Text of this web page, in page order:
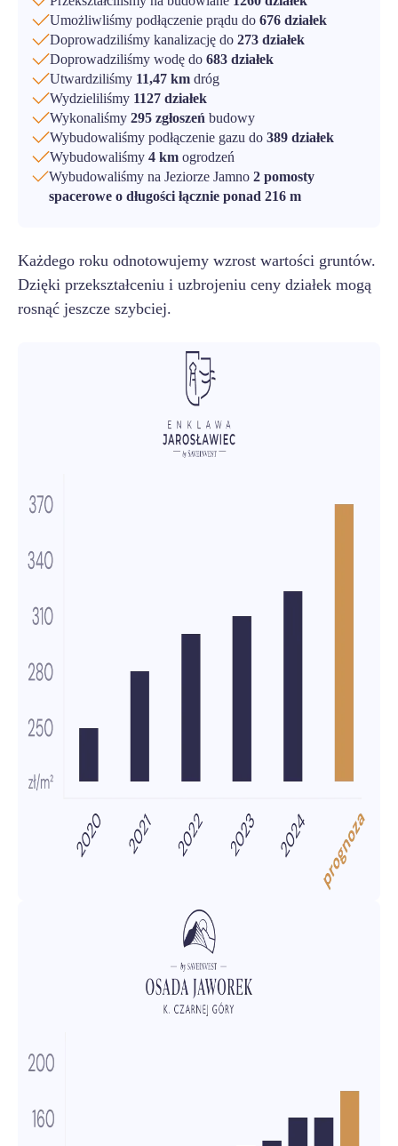
Umożliwliśmy podłączenie prądu do 676 działek
Doprowadziliśmy kanalizację do 273 działek
Doprowadziliśmy wodę do 683 działek
Utwardziliśmy 11,47 km dróg
Wydzieliliśmy 1127 działek
Wykonaliśmy 295 zgłoszeń budowy
Wybudowaliśmy podłączenie gazu do 389 działek
Wybudowaliśmy 4 km ogrodzeń
Wybudowaliśmy na Jeziorze Jamno 2 pomosty
spacerowe o długości łącznie ponad 216 m
Każdego roku odnotowujemy wzrost wartości gruntów.
Dzięki przekształceniu i uzbrojeniu ceny działek mogą
rosnąć jeszcze szybciej.